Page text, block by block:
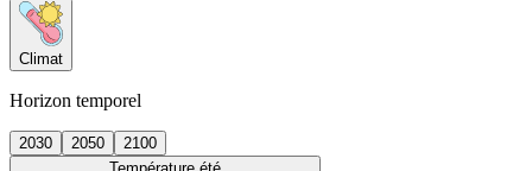
Climat
Horizon temporel
2030 2050
2100